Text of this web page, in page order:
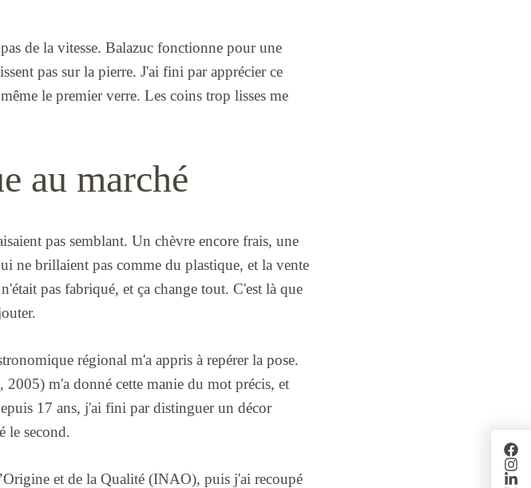
de la vitesse. Balazuc fonctionne pour une
pas sur la pierre. J'ai fini par apprécier ce
le premier verre. Les coins trop lisses me
au marché
pas semblant. Un chèvre encore frais, une
ne brillaient pas comme du plastique, et la vente
pas fabriqué, et ça change tout. C'est là que
régional m'a appris à repérer la pose.
m'a donné cette manie du mot précis, et
17 ans, j'ai fini par distinguer un décor
le second.
et de la Qualité (INAO), puis j'ai recoupé